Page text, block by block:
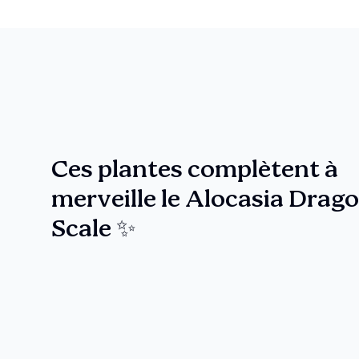
Ces plantes complètent à
merveille le Alocasia
Scale ✨